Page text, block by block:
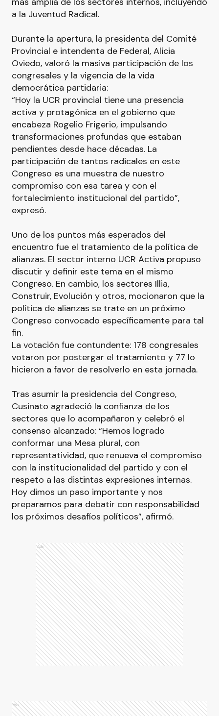
a la Juventud Radical.
Durante la apertura, la presidenta del Comité
Provincial e intendenta de Federal, Alicia
Oviedo, valoró la masiva participación de los
congresales y la vigencia de la vida
democrática partidaria:
“Hoy la UCR provincial tiene una presencia
activa y protagónica en el gobierno que
encabeza Rogelio Frigerio, impulsando
transformaciones profundas que estaban
pendientes desde hace décadas. La
participación de tantos radicales en este
Congreso es una muestra de nuestro
compromiso con esa tarea y con el
fortalecimiento institucional del partido”,
expresó.
Uno de los puntos más esperados del
encuentro fue el tratamiento de la política de
alianzas. El sector interno UCR Activa propuso
discutir y definir este tema en el mismo
Congreso. En cambio, los sectores Illia,
Construir, Evolución y otros, mocionaron que la
política de alianzas se trate en un próximo
Congreso convocado específicamente para tal
fin.
La votación fue contundente: 178 congresales
votaron por postergar el tratamiento y 77 lo
hicieron a favor de resolverlo en esta jornada.
Tras asumir la presidencia del Congreso,
Cusinato agradeció la confianza de los
sectores que lo acompañaron y celebró el
consenso alcanzado: “Hemos logrado
conformar una Mesa plural, con
representatividad, que renueva el compromiso
con la institucionalidad del partido y con el
respeto a las distintas expresiones internas.
Hoy dimos un paso importante y nos
preparamos para debatir con responsabilidad
los próximos desafíos políticos”, afirmó.
Ads
Ads